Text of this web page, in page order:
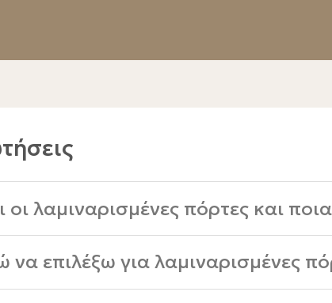
οι λαμιναρισμένες πόρτες και
επιλέξω για λαμιναρισμένες